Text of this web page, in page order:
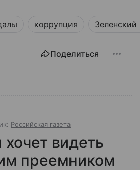
коррупция
Поделиться
Российская газета
видеть
преемником